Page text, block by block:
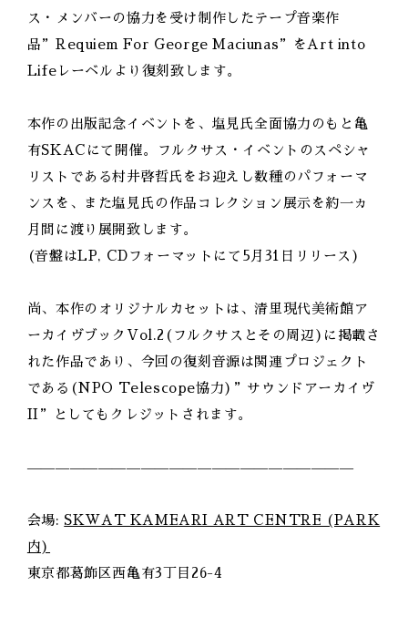
ス・メンバーの協力を受け制作したテープ音楽作
品”Requiem For George Maciunas”をArt into
Lifeレーベルより復刻致します。
本作の出版記念イベントを、塩見氏全面協力のもと亀
有SKACにて開催。フルクサス・イベントのスペシャ
リストである村井啓哲氏をお迎えし数種のパフォーマ
ンスを、また塩見氏の作品コレクション展示を約一ヵ
月間に渡り展開致します。
(音盤はLP, CDフォーマットにて5月31日リリース)
尚、本作のオリジナルカセットは、清里現代美術館ア
ーカイヴブックVol.2(フルクサスとその周辺)に掲載さ
れた作品であり、今回の復刻音源は関連プロジェクト
である(NPO Telescope協力)”サウンドアーカイヴ
II”としてもクレジットされます。
———————————————————————
会場: SKWAT KAMEARI ART CENTRE (PARK
内)
東京都葛飾区西亀有3丁目26-4